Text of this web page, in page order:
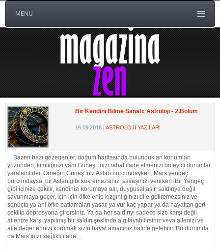
MENU
Bir Kendini Bilme Sanatı; Astroloji - 2.Bölüm
16.09.2018| ASTROLOJİ YAZILARI
Bazen bazı gezegenler, doğum haritasında bulundukları konumları
yüzünden, kimliğinizi yani Güneş’ inizi rahat ifade etmenizi önleyici durumlar
yaratabilirler. Örneğin Güneş’iniz Aslan burcundayken, Mars yengeç
burcundaysa, bir Aslan gibi kükremezsiniz, savaşınızı verirken. Bir Yengeç
gibi içinize çekilir, kendinizi korumaya alır, duygusallaşır, saldırıya değil
savunmaya geçer, için için öfkelenip kızgınlığınızı dile getiremezsiniz ve
sonuçta ya ani öfke patlamaları yaşar, ya vur kaç yapar ya da hayattan geri
çekilip depresyona girersiniz. Ya da her saldırıyı sadece size karşı değil
ailenize karşı yapılmış bir saldırı şeklinde algılayabilirsiniz veya ailenizi ve
aile değerlerinizi korumak sizin hayat amacınız haline gelebilir. Bu durumda
da Mars’ınızı sağlıklı ifade...